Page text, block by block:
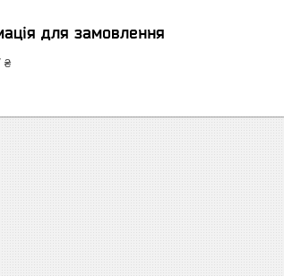
для замовлення
₴